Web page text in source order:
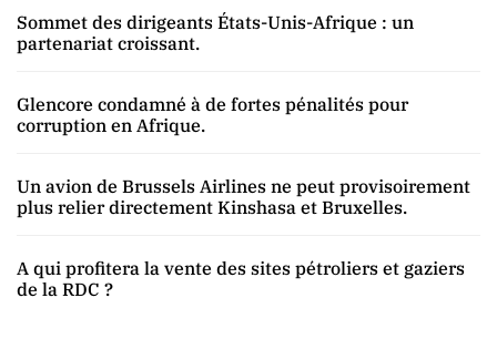
Sommet des dirigeants États-Unis-Afrique : un
partenariat croissant.
Glencore condamné à de fortes pénalités pour
corruption en Afrique.
Un avion de Brussels Airlines ne peut provisoirement
plus relier directement Kinshasa et Bruxelles.
A qui profitera la vente des sites pétroliers et gaziers
de la RDC ?